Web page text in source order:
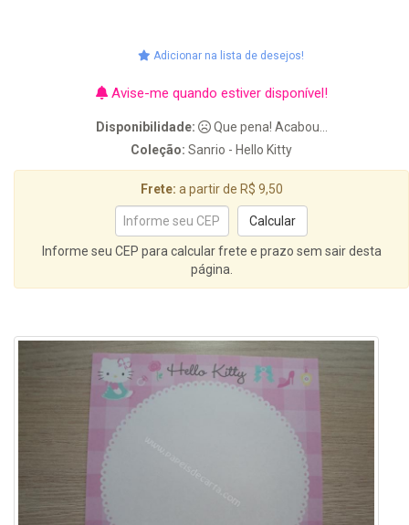
Adicionar na lista de desejos!
Avise-me quando estiver disponível!
Disponibilidade:
Que pena! Acabou...
Coleção: Sanrio - Hello Kitty
Frete: a partir de R$ 9,50
Informe seu CEP para calcular frete e prazo sem sair desta
página.